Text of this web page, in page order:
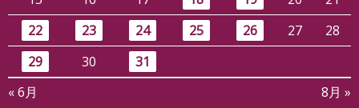
22
23 24 25 26 27
28
29
30
31
« 6月
8月 »